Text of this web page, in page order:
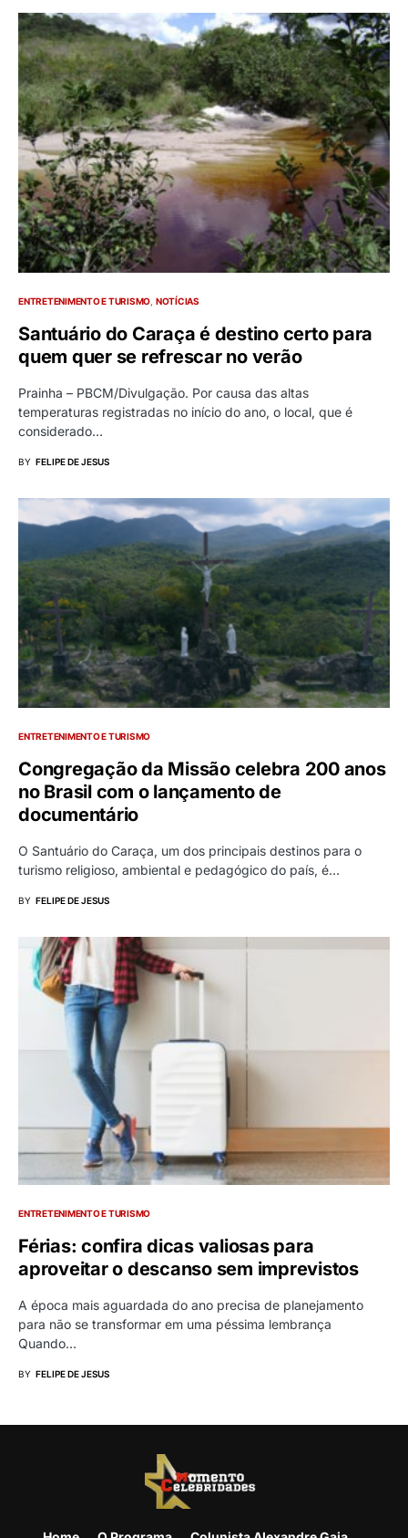
ENTRETENIMENTO E TURISMO NOTÍCIAS
Santuário do Caraça é destino certo para
quem quer se refrescar no verão
Prainha – PBCM/Divulgação. Por causa das altas
temperaturas registradas no início do ano, o local, que é
considerado…
BY FELIPE DE JESUS
ENTRETENIMENTO E TURISMO
Congregação da Missão celebra 200 anos
no Brasil com o lançamento de
documentário
O Santuário do Caraça, um dos principais destinos para o
turismo religioso, ambiental e pedagógico do país, é…
BY FELIPE DE JESUS
ENTRETENIMENTO E TURISMO
Férias: confira dicas valiosas para
aproveitar o descanso sem imprevistos
A época mais aguardada do ano precisa de planejamento
para não se transformar em uma péssima lembrança
Quando…
BY FELIPE DE JESUS